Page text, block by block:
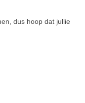
dus hoop dat jullie